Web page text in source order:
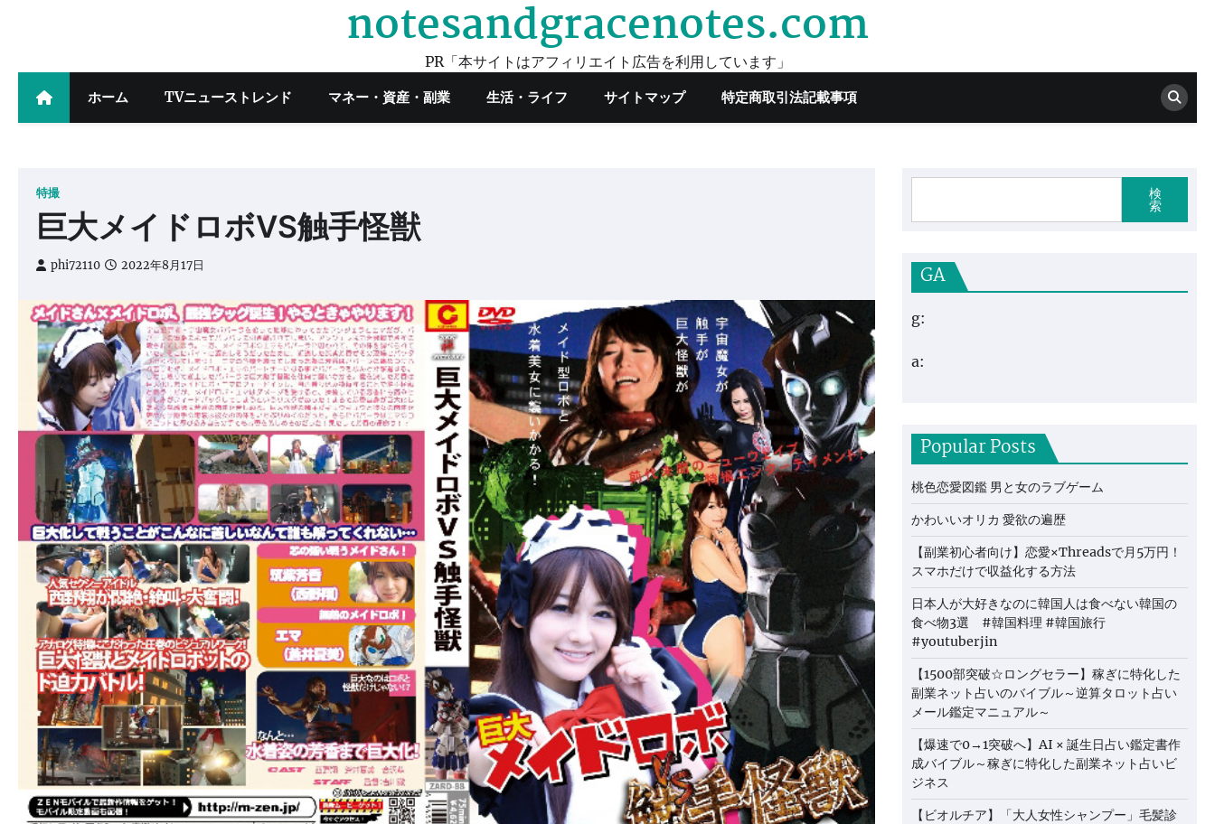
notesandgracenotes.com
PR「本サイトはアフィリエイト広告を利用しています」
ホーム TVニューストレンド マネー・資産・副業 生活・ライフ サイトマップ 特定商取引法記載事項
特撮
巨大メイドロボVS触手怪獣
phi72110 2022年8月17日
検
索
GA
g:
a:
Popular Posts
桃色恋愛図鑑 男と女のラブゲーム
かわいいオリカ 愛欲の遍歴
【副業初心者向け】恋愛×Threadsで月5万円！
スマホだけで収益化する方法
日本人が大好きなのに韓国人は食べない韓国の
食べ物3選 #韓国料理 #韓国旅行
#youtuberjin
【1500部突破☆ロングセラー】稼ぎに特化した
副業ネット占いのバイブル～逆算タロット占い
メール鑑定マニュアル～
【爆速で0→1突破へ】AI × 誕生日占い鑑定書作
成バイブル～稼ぎに特化した副業ネット占いビ
ジネス
【ビオルチア】「大人女性シャンプー」毛髪診